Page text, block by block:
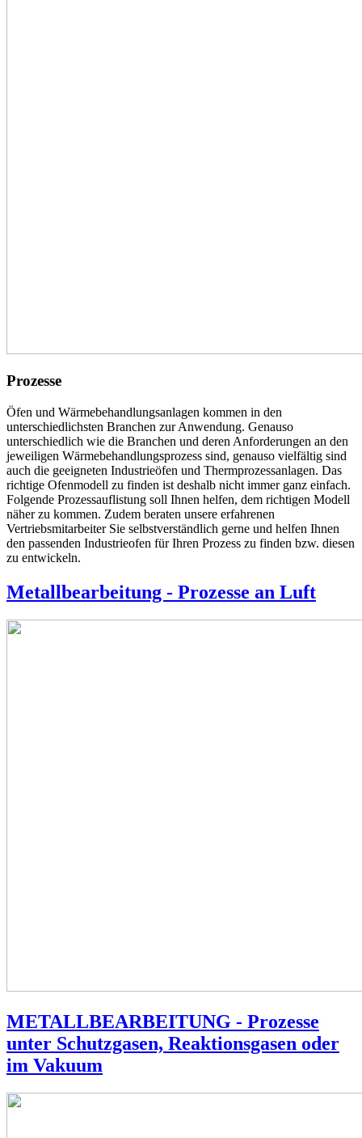
Prozesse
Öfen und Wärmebehandlungsanlagen kommen in den
unterschiedlichsten Branchen zur Anwendung. Genauso
unterschiedlich wie die Branchen und deren Anforderungen an den
jeweiligen Wärmebehandlungsprozess sind, genauso vielfältig sind
auch die geeigneten Industrieöfen und Thermprozessanlagen. Das
richtige Ofenmodell zu finden ist deshalb nicht immer ganz einfach.
Folgende Prozessauflistung soll Ihnen helfen, dem richtigen Modell
näher zu kommen. Zudem beraten unsere erfahrenen
Vertriebsmitarbeiter Sie selbstverständlich gerne und helfen Ihnen
den passenden Industrieofen für Ihren Prozess zu finden bzw. diesen
zu entwickeln.
Metallbearbeitung - Prozesse an Luft
METALLBEARBEITUNG - Prozesse
unter Schutzgasen, Reaktionsgasen oder
im Vakuum